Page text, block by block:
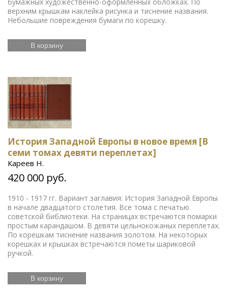
верхним крышкам наклейка рисунка и тиснение названия.
Небольшие повреждения бумаги по корешку.
В корзину
История Западной Европы в новое время [В
семи томах девяти переплетах]
Кареев Н.
420 000 руб.
1910 - 1917 гг. Вариант заглавия: История Западной Европы
в начале двадцатого столетия. Все тома с печатью
советской библиотеки. На страницах встречаются помарки
простым карандашом. В девяти цельнокожаных переплетах.
По корешкам тиснение названия золотом. На некоторых
корешках и крышках встречаются пометы шариковой
ручкой.
В корзину